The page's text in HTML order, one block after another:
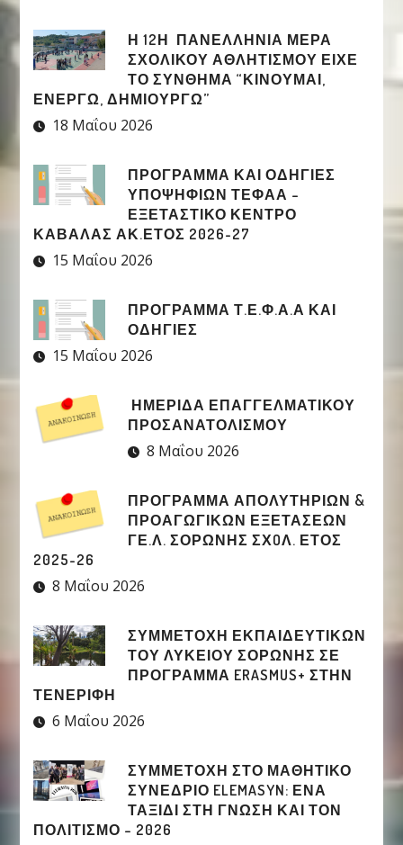
Η 12Η ΠΑΝΕΛΛΉΝΙΑ ΜΈΡΑ
ΣΧΟΛΙΚΟΎ ΑΘΛΗΤΙΣΜΟΎ ΕΊΧΕ
ΤΟ ΣΎΝΘΗΜΑ “ΚΙΝΟΎΜΑΙ,
ΕΝΕΡΓΏ, ΔΗΜΙΟΥΡΓΏ”
18 Μαΐου 2026
ΠΡΟΓΡΑΜΜΑ ΚΑΙ ΟΔΗΓΙΕΣ
ΥΠΟΨΗΦΙΩΝ ΤΕΦΑΑ –
ΕΞΕΤΑΣΤΙΚΟ ΚΕΝΤΡΟ
ΚΑΒΑΛΑΣ ΑΚ.ΕΤΟΣ 2026-27
15 Μαΐου 2026
ΠΡΟΓΡΑΜΜΑ Τ.Ε.Φ.Α.Α ΚΑΙ
ΟΔΗΓΙΕΣ
15 Μαΐου 2026
ΗΜΕΡΙΔΑ ΕΠΑΓΓΕΛΜΑΤΙΚΟΥ
ΠΡΟΣΑΝΑΤΟΛΙΣΜΟΥ
8 Μαΐου 2026
ΠΡΟΓΡΑΜΜΑ ΑΠΟΛΥΤΗΡΙΩΝ &
ΠΡΟΑΓΩΓΙΚΩΝ ΕΞΕΤΑΣΕΩΝ
ΓΕ.Λ. ΣΟΡΩΝΗΣ ΣΧOΛ. ΕΤΟΣ
2025-26
8 Μαΐου 2026
ΣΥΜΜΕΤΟΧΉ ΕΚΠΑΙΔΕΥΤΙΚΏΝ
ΤΟΥ ΛΥΚΕΊΟΥ ΣΟΡΩΝΉΣ ΣΕ
ΠΡΌΓΡΑΜΜΑ ERASMUS+ ΣΤΗΝ
ΤΕΝΕΡΊΦΗ
6 Μαΐου 2026
ΣΥΜΜΕΤΟΧΉ ΣΤΟ ΜΑΘΗΤΙΚΌ
ΣΥΝΈΔΡΙΟ ELEMASYN: ΈΝΑ
ΤΑΞΊΔΙ ΣΤΗ ΓΝΏΣΗ ΚΑΙ ΤΟΝ
ΠΟΛΙΤΙΣΜΌ – 2026